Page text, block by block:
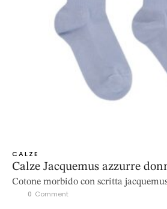
CALZE
Calze Jacquemus azzurre
Cotone morbido con scritta
0 Comment